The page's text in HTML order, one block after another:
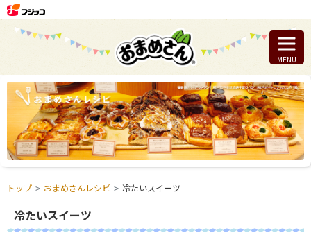
MENU
トップ おまめさんレシピ 冷たいスイーツ
冷たいスイーツ